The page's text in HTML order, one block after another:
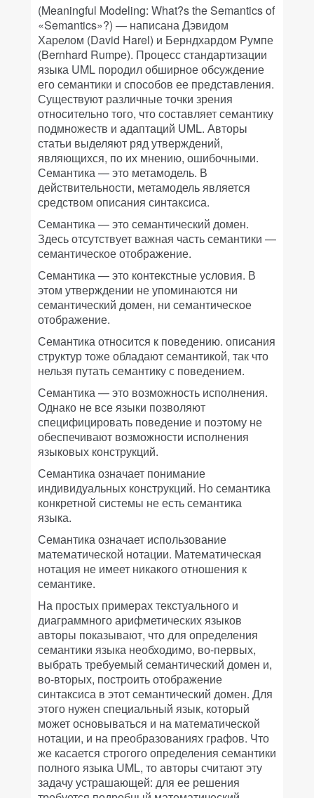
(Meaningful Modeling: What?s the Semantics of
«Semantics»?) — написана Дэвидом
Харелом (David Harel) и Берндхардом Румпе
(Bernhard Rumpe). Процесс стандартизации
языка UML породил обширное обсуждение
его семантики и способов ее представления.
Существуют различные точки зрения
относительно того, что составляет семантику
подмножеств и адаптаций UML. Авторы
статьи выделяют ряд утверждений,
являющихся, по их мнению, ошибочными.
Семантика — это метамодель. В
действительности, метамодель является
средством описания синтаксиса.
Семантика — это семантический домен.
Здесь отсутствует важная часть семантики —
семантическое отображение.
Семантика — это контекстные условия. В
этом утверждении не упоминаются ни
семантический домен, ни семантическое
отображение.
Семантика относится к поведению. описания
структур тоже обладают семантикой, так что
нельзя путать семантику с поведением.
Семантика — это возможность исполнения.
Однако не все языки позволяют
специфицировать поведение и поэтому не
обеспечивают возможности исполнения
языковых конструкций.
Семантика означает понимание
индивидуальных конструкций. Но семантика
конкретной системы не есть семантика
языка.
Семантика означает использование
математической нотации. Математическая
нотация не имеет никакого отношения к
семантике.
На простых примерах текстуального и
диаграммного арифметических языков
авторы показывают, что для определения
семантики языка необходимо, во-первых,
выбрать требуемый семантический домен и,
во-вторых, построить отображение
синтаксиса в этот семантический домен. Для
этого нужен специальный язык, который
может основываться и на математической
нотации, и на преобразованиях графов. Что
же касается строгого определения семантики
полного языка UML, то авторы считают эту
задачу устрашающей: для ее решения